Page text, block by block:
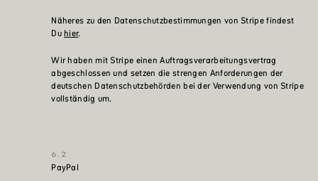
Näheres zu den Datenschutzbestimmungen von Stripe findest
Du hier.
Wir haben mit Stripe einen Auftragsverarbeitungsvertrag
abgeschlossen und setzen die strengen Anforderungen der
deutschen Datenschutzbehörden bei der Verwendung von Stripe
vollständig um.
PayPal